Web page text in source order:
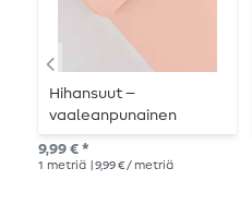
Hihansuut –
vaaleanpunainen
9,99 € *
1 metriä | 9,99 € / metriä